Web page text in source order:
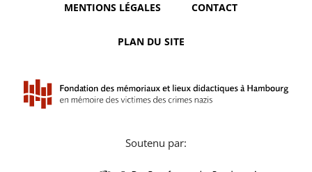
MENTIONS LÉGALES CONTACT
PLAN DU SITE
Soutenu par: